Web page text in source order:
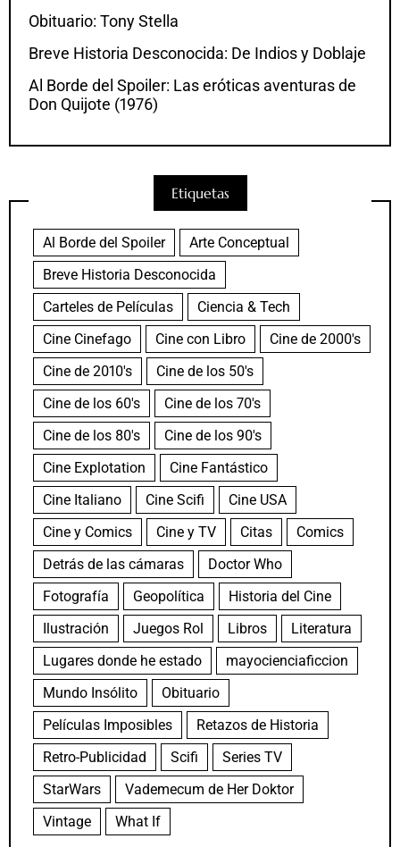
Obituario: Tony Stella
Breve Historia Desconocida: De Indios y Doblaje
Al Borde del Spoiler: Las eróticas aventuras de
Don Quijote (1976)
Etiquetas
Al Borde del Spoiler
Arte Conceptual
Breve Historia Desconocida
Carteles de Películas
Ciencia & Tech
Cine Cinefago
Cine con Libro
Cine de 2000's
Cine de 2010's
Cine de los 50's
Cine de los 60's
Cine de los 70's
Cine de los 80's
Cine de los 90's
Cine Explotation
Cine Fantástico
Cine Italiano
Cine Scifi
Cine USA
Cine y Comics
Cine y TV Citas
Comics
Detrás de las cámaras
Doctor Who
Fotografía
Geopolítica
Historia del Cine
Ilustración
Juegos Rol Libros
Literatura
Lugares donde he estado
mayocienciaficcion
Mundo Insólito
Obituario
Películas Imposibles
Retazos de Historia
Retro-Publicidad
Scifi
Series TV
StarWars
Vademecum de Her Doktor
Vintage
What If